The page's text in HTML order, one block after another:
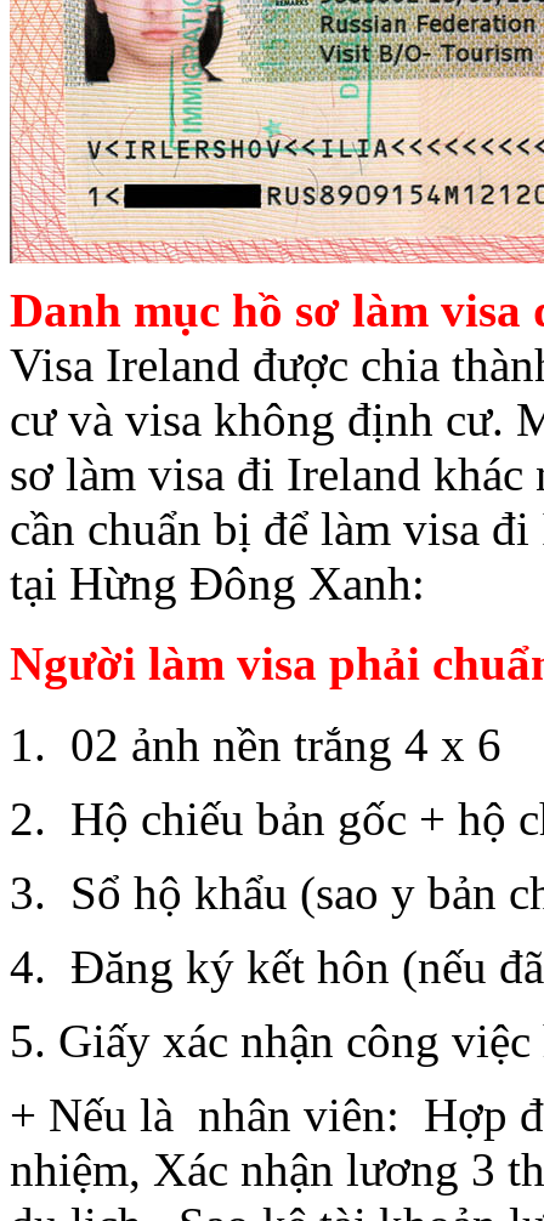
Danh mục hồ sơ làm
Visa Ireland được chia
cư và visa không định cư.
sơ làm visa đi Ireland
cần chuẩn bị để làm visa
tại Hừng Đông Xanh:
Người làm visa phải
1. 02 ảnh nền trắng 4 x 6
2. Hộ chiếu bản gốc + hộ
3. Sổ hộ khẩu (sao y bản
4. Đăng ký kết hôn (nếu
5. Giấy xác nhận công
+ Nếu là nhân viên: Hợp
nhiệm, Xác nhận lương 3